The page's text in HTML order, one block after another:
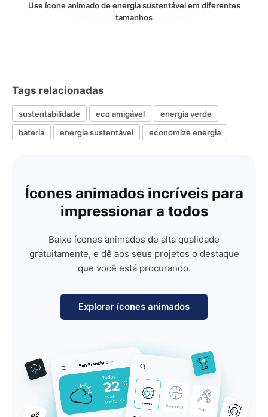
Use ícone animado de energia sustentável em diferentes
tamanhos
Tags relacionadas
sustentabilidade eco amigável
energia verde
bateria
energia sustentável economize energia
Ícones animados incríveis para
impressionar a todos
Baixe ícones animados de alta qualidade
gratuitamente, e dê aos seus projetos o destaque
que você está procurando.
Explorar ícones animados